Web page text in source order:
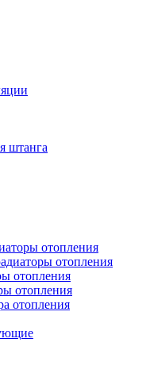
штанга
отопления
отопления
отопления
отопления
отопления